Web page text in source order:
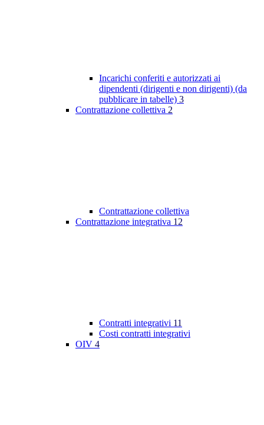
Incarichi conferiti e autorizzati ai
dipendenti (dirigenti e non dirigenti) (da
pubblicare in tabelle) 3
Contrattazione collettiva 2
Contrattazione collettiva
Contrattazione integrativa 12
Contratti integrativi 11
Costi contratti integrativi
OIV 4